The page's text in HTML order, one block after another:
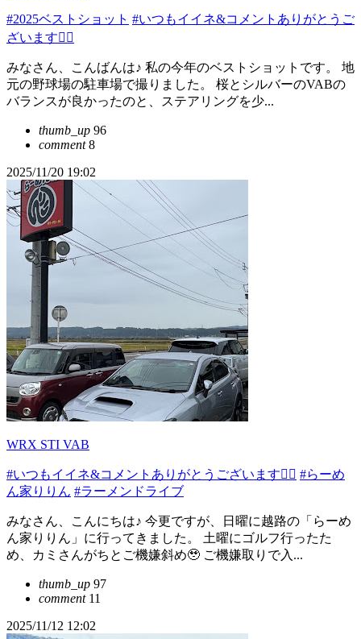
#2025ベストショット #いつもイイネ&コメントありがとうご
ざいます🙇‍♂️
みなさん、こんばんは♪ 私の今年のベストショットです。 地
元の野球場の駐車場で撮りました。 桜とシルバーのVABの
バランスが良かったのと、ステアリングを少...
thumb_up 96
comment8
2025/11/20 19:02
WRX STI VAB
#いつもイイネ&コメントありがとうございます🙇‍♂️ #らーめ
ん家りりん #ラーメンドライブ
みなさん、こんにちは♪ 今更ですが、日曜に越路の「らーめ
ん家りりん」に行ってきました。 土曜にゴルフ行ったた
め、カミさんがちとご機嫌斜め🥹 ご機嫌取りで入...
thumb_up 97
comment11
2025/11/12 12:02